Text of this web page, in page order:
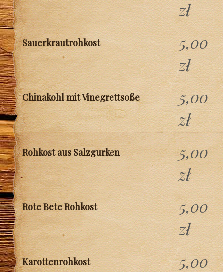
zł
Sauerkrautrohkost
5,00
zł
Chinakohl mit Vinegrettsoße
5,00
zł
Rohkost aus Salzgurken
5,00
zł
Rote Bete Rohkost
5,00
zł
Karottenrohkost
5,00